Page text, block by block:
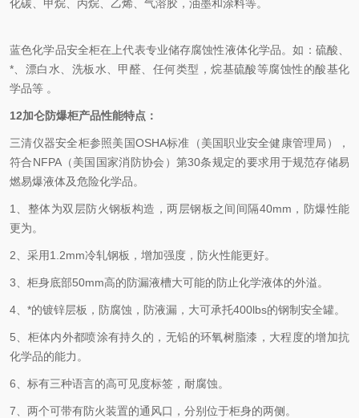
化碳、甲烷、丙烷、乙烯、气溶胶，油墨和涂料等。
蓝色化学品安全柜在上代表专业储存腐蚀性液体化学品。如：硫酸、
*、漂白水、洗板水、甲醛、任何类型，烷基硫酸等腐蚀性的酸基化
学品等 。
12加仑防爆柜产品性能特点：
三清仪器安全柜参照美国OSHA标准（美国职业安全健康管理局），
符合NFPA（美国国家消防协会）第30条规定的要求用于规范存储易
燃易爆液体及危险化学品。
1、整体为双层防火钢板构造，两层钢板之间间隔40mm，防爆性能
更为。
2、采用1.2mm冷轧钢板，增加强度，防火性能更好。
3、柜身底部50mm高的防漏液槽大可能的防止化学液体的外溢。
4、*的镀锌层板，防腐蚀，防液漏，大可承托400lbs的钢制安全罐。
5、柜体内外都喷涂有持久的，无铅的环氧树脂漆，大程度的增加抗
化学品的能力。
6、标有三种语言的高可见度标签，耐腐蚀。
7、两个可带有防火装置的通风口，分别位于柜身的两侧。